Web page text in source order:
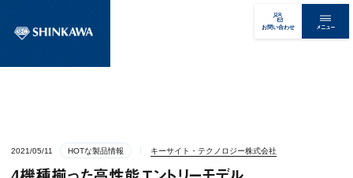
お問い合わせ メニュー
2021/05/11 HOTな製品情報 キーサイト・テクノロジー株式会社